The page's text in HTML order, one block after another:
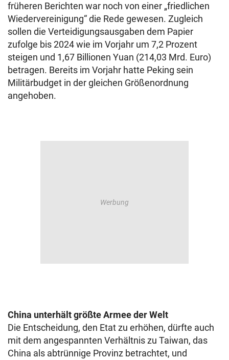
früheren Berichten war noch von einer „friedlichen
Wiedervereinigung“ die Rede gewesen. Zugleich
sollen die Verteidigungsausgaben dem Papier
zufolge bis 2024 wie im Vorjahr um 7,2 Prozent
steigen und 1,67 Billionen Yuan (214,03 Mrd. Euro)
betragen. Bereits im Vorjahr hatte Peking sein
Militärbudget in der gleichen Größenordnung
angehoben.
China unterhält größte Armee der Welt
Die Entscheidung, den Etat zu erhöhen, dürfte auch
mit dem angespannten Verhältnis zu Taiwan, das
China als abtrünnige Provinz betrachtet, und